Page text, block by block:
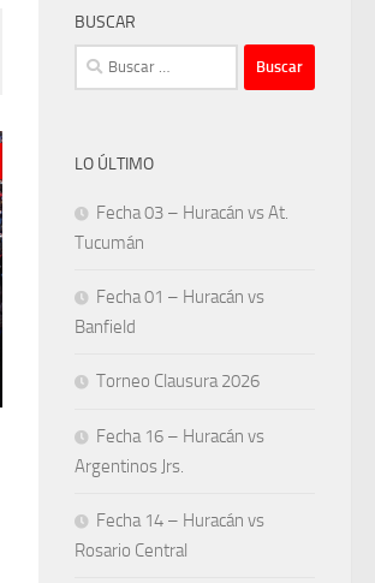
BUSCAR
Buscar:
LO ÚLTIMO
Fecha 03 – Huracán vs At.
Tucumán
Fecha 01 – Huracán vs
Banfield
Torneo Clausura 2026
Fecha 16 – Huracán vs
Argentinos Jrs.
Fecha 14 – Huracán vs
Rosario Central